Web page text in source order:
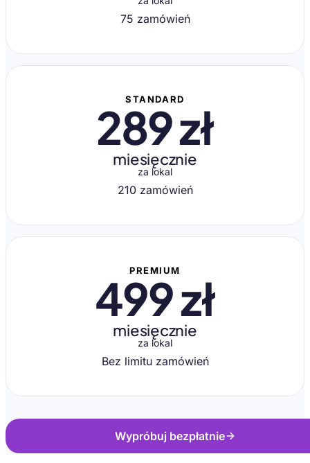
75 zamówień
STANDARD
289 zł
miesięcznie
za lokal
210 zamówień
PREMIUM
499 zł
miesięcznie
za lokal
Bez limitu zamówień
Wypróbuj bezpłatnie